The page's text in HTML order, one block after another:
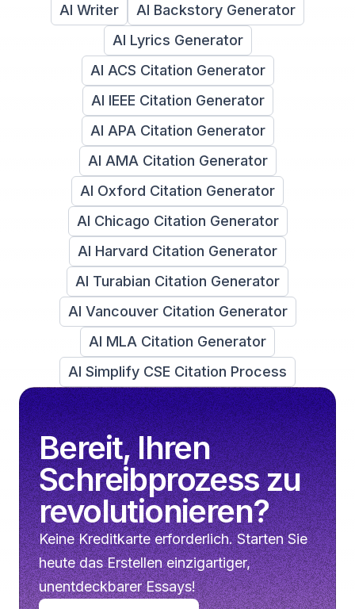
AI Writer
AI Backstory Generator
AI Lyrics Generator
AI ACS Citation Generator
AI IEEE Citation Generator
AI APA Citation Generator
AI AMA Citation Generator
AI Oxford Citation Generator
AI Chicago Citation Generator
AI Harvard Citation Generator
AI Turabian Citation Generator
AI Vancouver Citation Generator
AI MLA Citation Generator
AI Simplify CSE Citation Process
Bereit, Ihren
Schreibprozess zu
revolutionieren?
Keine Kreditkarte erforderlich. Starten Sie
heute das Erstellen einzigartiger,
unentdeckbarer Essays!